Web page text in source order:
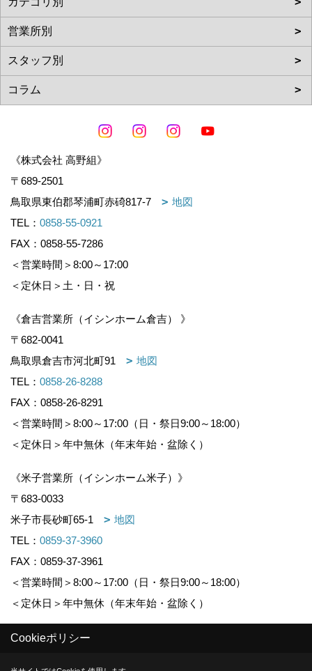
《株式会社 高野組》
〒689-2501
鳥取県東伯郡琴浦町赤碕817-7
地図
TEL： 0858-55-0921
FAX：0858-55-7286
＜営業時間＞8:00～17:00
＜定休日＞土・日・祝
《倉吉営業所（イシンホーム倉吉） 》
〒682-0041
鳥取県倉吉市河北町91
地図
TEL： 0858-26-8288
FAX：0858-26-8291
＜営業時間＞8:00～17:00（日・祭日9:00～18:00）
＜定休日＞年中無休（年末年始・盆除く）
《米子営業所（イシンホーム米子）》
〒683-0033
米子市長砂町65-1
地図
TEL： 0859-37-3960
FAX：0859-37-3961
＜営業時間＞8:00～17:00（日・祭日9:00～18:00）
＜定休日＞年中無休（年末年始・盆除く）
Cookieポリシー